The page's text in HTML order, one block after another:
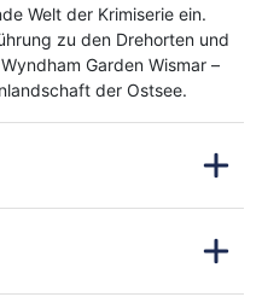
Welt der Krimiserie ein.
zu den Drehorten und
Garden Wismar –
der Ostsee.